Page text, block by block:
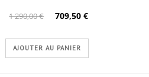
1 290,00 € 709,50 €
AJOUTER AU PANIER